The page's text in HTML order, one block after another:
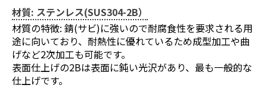
材質: ステンレス(SUS304-2B）
材質の特徴: 錆(サビ)に強いので耐腐食性を要求される用
途に向いており、耐熱性に優れているため成型加工や曲
げなど2次加工も可能です。
表面仕上げの2Bは表面に鈍い光沢があり、最も一般的な
仕上げです。